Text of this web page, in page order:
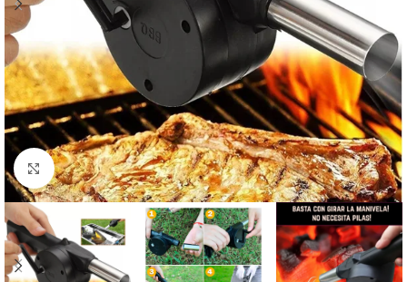
Click to enlarge